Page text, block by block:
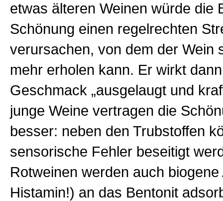
etwas älteren Weinen würde die
Schönung einen regelrechten
verursachen, von dem der Wein
mehr erholen kann. Er wirkt
Geschmack „ausgelaugt und
junge Weine vertragen die
besser: neben den Trubstoffen
sensorische Fehler beseitigt
Rotweinen werden auch
Histamin!) an das Bentonit